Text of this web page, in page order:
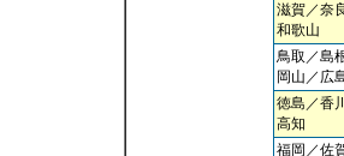
滋賀／奈
和歌山
鳥取／島
岡山／広
徳島／香
高知
福岡／佐